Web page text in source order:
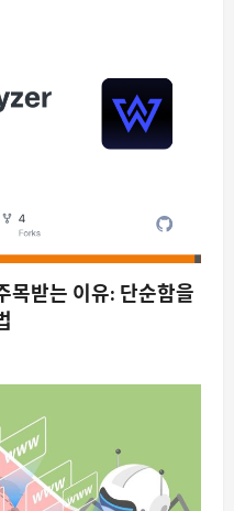
목받는 이유: 단순함을